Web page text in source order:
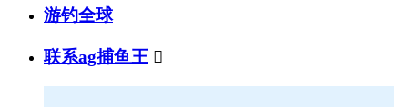
游钓全球
联系ag捕鱼王 